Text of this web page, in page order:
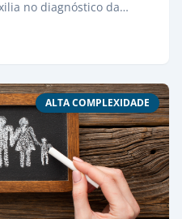
no diagnóstico da
ALTA COMPLEXIDADE